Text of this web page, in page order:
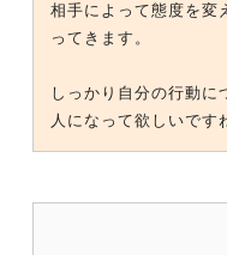
相手によって態度を変
ってきます。
しっかり自分の行動に
人になって欲しいです